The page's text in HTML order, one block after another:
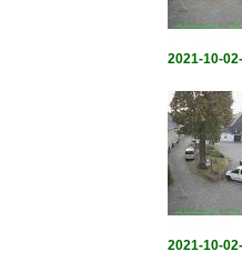
2021-10-
2021-10-